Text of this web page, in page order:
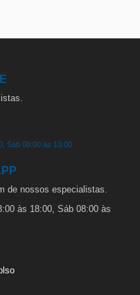
Sáb 08:00 às 13:00
de nossos especialistas.
às 18:00, Sáb 08:00 às